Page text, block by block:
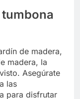
de madera,
madera, la
Asegúrate
las
para disfrutar